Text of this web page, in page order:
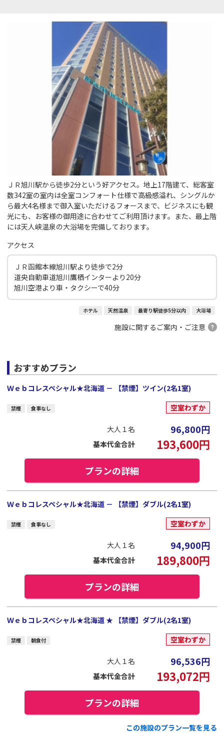
ＪＲ旭川駅から徒歩2分という好アクセス。地上17階建て、総客室
数342室の室内は全室コンフォート仕様で高級感溢れ、シングルか
ら最大4名様まで御入室いただけるフォースまで、ビジネスにも観
光にも、お客様の御用途に合わせてご利用頂けます。また、最上階
には天人峡温泉の大浴場を完備しております。
アクセス
ＪＲ函館本線旭川駅より徒歩で2分
道央自動車道旭川鷹栖インターより20分
旭川空港より車・タクシーで40分
ホテル 天然温泉 最寄り駅徒歩5分以内 大浴場
施設に関するご案内・ご注意
おすすめプラン
Ｗｅｂコレスペシャル★北海道 － 【禁煙】ツイン(2名1室)
禁煙 食事なし 空室わずか
大人１名 96,800円
基本代金合計 193,600円
プランの詳細
Ｗｅｂコレスペシャル★北海道 － 【禁煙】ダブル(2名1室)
禁煙 食事なし 空室わずか
大人１名 94,900円
基本代金合計 189,800円
プランの詳細
Ｗｅｂコレスペシャル★北海道 ★ 【禁煙】ダブル(2名1室)
禁煙 朝食付 空室わずか
大人１名 96,536円
基本代金合計 193,072円
プランの詳細
この施設のプラン一覧を見る